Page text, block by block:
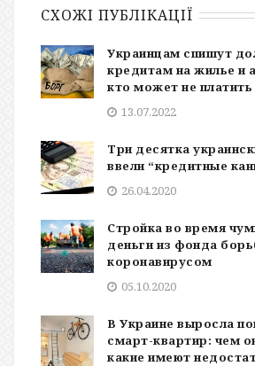
СХОЖІ ПУБЛІКАЦІЇ
Украинцам спишут
кредитам на жилье и
кто может не платить
13.07.2022
Три десятка
ввели “кредитные
26.04.2020
Стройка во время
деньги из фонда
коронавирусом
05.10.2020
В Украине выросла
смарт-квартир: чем
какие имеют